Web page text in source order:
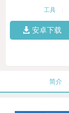
工具
安卓下载
简介